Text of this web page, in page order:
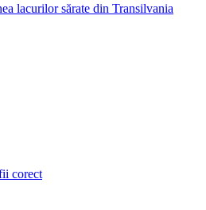
lacurilor sărate din Transilvania
corect